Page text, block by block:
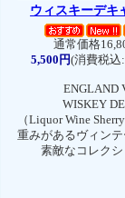
ウィスキーデキ
通常価格
5,500円(消費税込
ENGLAND
WISKEY
（Liquor Wine
重みがあるヴィン
素敵なコレク